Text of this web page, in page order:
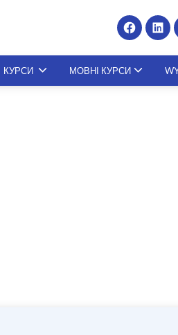
КУРСИ
Presenting at
МОВНІ КУРСИ